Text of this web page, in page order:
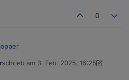
0
vergessen!
schrieb am 3. Feb. 2025, 16:25
zuletzt editiert von Ein ehemaliger